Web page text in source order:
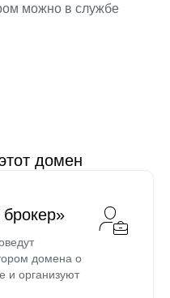
можно в службе
домен
домена о
и организуют